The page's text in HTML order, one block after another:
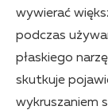
wywierać
podczas
płaskiego
skutkuje
wykruszaniem